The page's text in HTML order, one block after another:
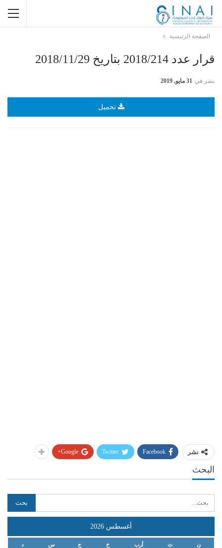
الصفحة الرئيسية
قرار عدد 2018/214 بتاريخ 2018/11/29
نشر في 31 مايو, 2019
تحميل
نشر Facebook
Twitter
Google+
البحث
أغسطس 2026
ن ث أرب خ ج س د